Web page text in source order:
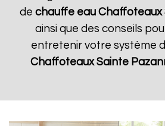
dechauffe eau Chaffoteaux
ainsi que des conseils
entretenir votre système
Chaffoteaux Sainte